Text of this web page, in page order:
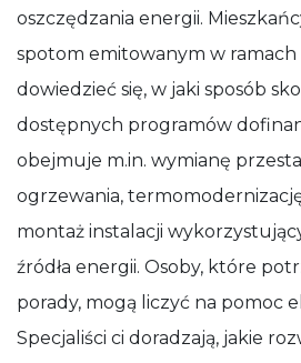
oszczędzania energii.
spotom emitowanym w ramach
dowiedzieć się, w jaki sposób
dostępnych programów
obejmuje m.in. wymianę
ogrzewania,
montaż instalacji
źródła energii. Osoby, które
porady, mogą liczyć na pomoc
Specjaliści ci doradzają, jakie